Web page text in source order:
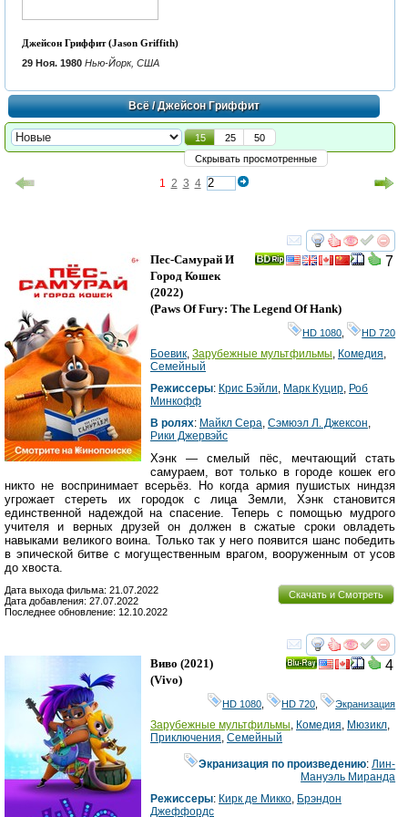
Джейсон Гриффит (Jason Griffith)
29 Ноя. 1980 Нью-Йорк, США
Всё/ Джейсон Гриффит
15 25
50
Скрывать просмотренные
1 2 3 4
смотреть
7
Пес-Самурай И
Город Кошек
(2022)
(Paws Of Fury: The Legend Of Hank)
HD 1080 HD 720
Боевик Зарубежные мультфильмы Комедия
Семейный
Режиссеры: Крис Бэйли Марк Куцир Роб
Минкофф
В ролях: Майкл Сера Сэмюэл Л. Джексон
Рики Джервэйс
Хэнк — смелый пёс, мечтающий стать
самураем, вот только в городе кошек его
никто не воспринимает всерьёз. Но когда армия пушистых ниндзя
угрожает стереть их городок с лица Земли, Хэнк становится
единственной надеждой на спасение. Теперь с помощью мудрого
учителя и верных друзей он должен в сжатые сроки овладеть
навыками великого воина. Только так у него появится шанс победить
в эпической битве с могущественным врагом, вооруженным от усов
до хвоста.
Скачать и Смотреть
Дата выхода фильма: 21.07.2022
Дата добавления: 27.07.2022
Последнее обновление: 12.10.2022
смотреть
4
Виво (2021)
(Vivo)
HD 1080 HD 720 Экранизация
Зарубежные мультфильмы Комедия Мюзикл
Приключения Семейный
Экранизация по произведению: Лин-
Мануэль Миранда
Режиссеры: Кирк де Микко Брэндон
Джеффордс